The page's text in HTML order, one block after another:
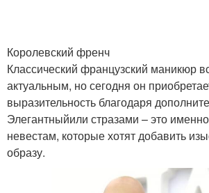
Королевский френч
Классический французский маникюр
актуальным, но сегодня он
выразительность благодаря
Элегантныйили стразами – это
невестам, которые хотят добавить
образу.